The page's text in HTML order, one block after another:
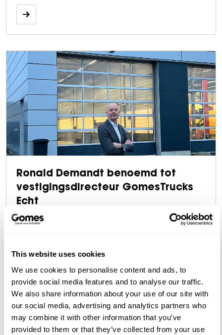
This website uses cookies
We use cookies to personalise content and ads, to
provide social media features and to analyse our traffic.
We also share information about your use of our site with
our social media, advertising and analytics partners who
may combine it with other information that you’ve
provided to them or that they’ve collected from your use
km. Boek nu een proefrit.
Ronald Demandt benoemd tot
vestigingsdirecteur GomesTrucks
Echt
GomesTrucks benoemt Ronald Demandt als